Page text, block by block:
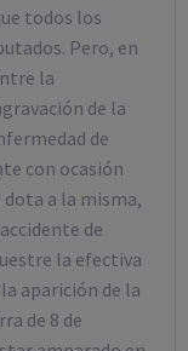
todos los
Pero, en
la
de la
de
con ocasión
a la misma,
de
la efectiva
aparición de la
de 8 de